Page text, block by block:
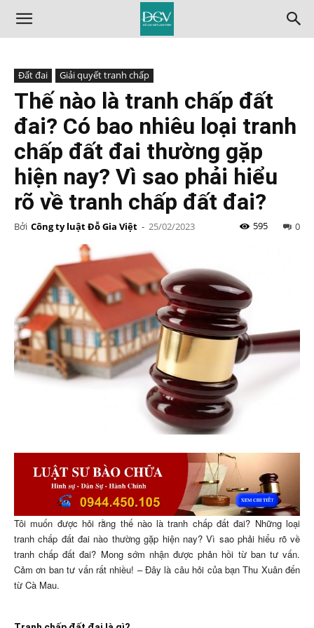
Đất đai Giải quyết tranh chấp
Thế nào là tranh chấp đất
đai? Có bao nhiêu loại tranh
chấp đất đai thường gặp
hiện nay? Vì sao phải hiểu
rõ về tranh chấp đất đai?
Bởi Công ty luật Đỗ Gia Việt - 25/02/2023 0
595
Tôi muốn được hỏi rằng thế nào là tranh chấp đất đai? Những loại
tranh chấp đất đai nào thường gặp hiện nay? Vì sao phải hiểu rõ về
tranh chấp đất đai? Mong sớm nhận được phản hồi từ ban tư vấn.
Cảm ơn ban tư vấn rất nhiều! – Đây là câu hỏi của bạn Thu Xuân đến
từ Cà Mau.